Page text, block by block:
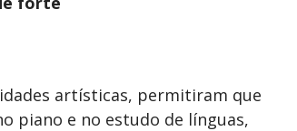
artísticas, permitiram que
piano e no estudo de línguas,